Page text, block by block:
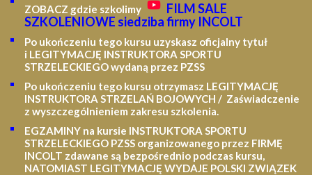
ZOBACZ gdzie szkolimy
FILM SALE
SZKOLENIOWE siedziba firmy INCOLT
Po ukończeniu tego kursu uzyskasz oficjalny tytuł
i LEGITYMACJĘ INSTRUKTORA SPORTU
STRZELECKIEGO wydaną przez PZSS
Po ukończeniu tego kursu otrzymasz LEGITYMACJĘ
INSTRUKTORA STRZELAŃ BOJOWYCH / Zaświadczenie
z wyszczególnieniem zakresu szkolenia.
EGZAMINY na kursie INSTRUKTORA SPORTU
STRZELECKIEGO PZSS organizowanego przez FIRMĘ
INCOLT zdawane są bezpośrednio podczas kursu,
NATOMIAST LEGITYMACJĘ WYDAJE POLSKI ZWIĄZEK